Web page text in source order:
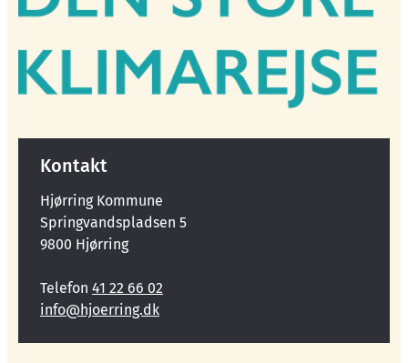
Kontakt
Hjørring Kommune
Springvandspladsen 5
9800 Hjørring
Telefon 41 22 66 02
info@hjoerring.dk